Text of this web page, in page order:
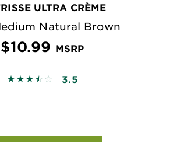
ULTRA CRÈME
Natural Brown
$10.99 MSRP
3.4799 out of 5 stars based on
3.5